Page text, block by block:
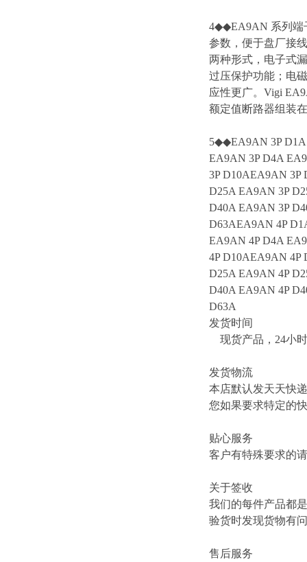
4◆◆EA9AN 系列端
参数，便于盘厂接
两种形式，电子式
过压保护功能；电
应性更广。Vigi
额定值断路器组装
5◆◆EA9AN 3P D1A
EA9AN 3P D4A
3P D10AEA9AN 3P
D25A EA9AN 3P
D40A EA9AN 3P
D63AEA9AN 4P
EA9AN 4P D4A
4P D10AEA9AN 4P
D25A EA9AN 4P
D40A EA9AN 4P
D63A
发货时间
现货产品，24小
发货物流
本店默认发天天快
您如果要求特定的
贴心服务
客户有特殊要求的
关于签收
我们的每件产品都
验货时发现货物有
售后服务